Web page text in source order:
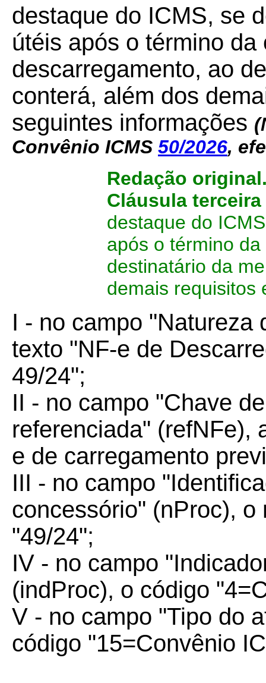
destaque do ICMS, se
útéis após o término da
descarregamento, ao
conterá, além dos
seguintes informações
Convênio ICMS 50/2026,
Redação
Cláusula terceira
destaque do
após o término
destinatário da
demais requisitos
I - no campo "Natureza
texto "NF-e de
49/24";
II - no campo "Chave
referenciada" (refNFe),
e de carregamento
III - no campo
concessório" (nProc),
"49/24";
IV - no campo
(indProc), o código
V - no campo "Tipo do
código "15=Convênio